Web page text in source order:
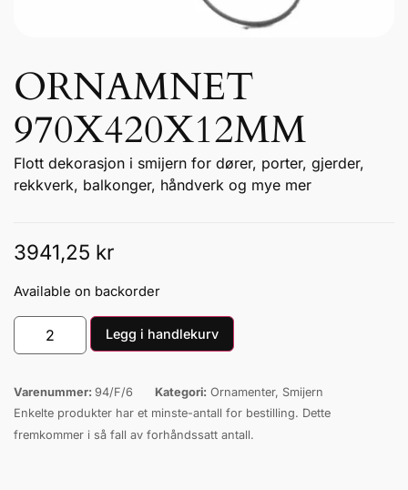
ORNAMNET
970X420X12MM
Flott dekorasjon i smijern for dører, porter, gjerder,
rekkverk, balkonger, håndverk og mye mer
3941,25 kr
Available on backorder
Legg i handlekurv
Varenummer: 94/F/6 Kategori: Ornamenter, Smijern
Enkelte produkter har et minste-antall for bestilling. Dette
fremkommer i så fall av forhåndssatt antall.